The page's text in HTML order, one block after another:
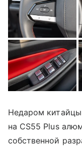
Недаром китайцы
на CS55 Plus
собственной